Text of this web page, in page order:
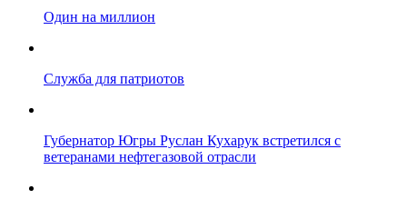
Один на миллион
Служба для патриотов
Губернатор Югры Руслан Кухарук встретился с
ветеранами нефтегазовой отрасли